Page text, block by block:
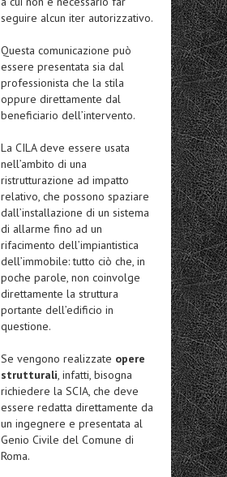
seguire alcun iter autorizzativo.
Questa comunicazione può
essere presentata sia dal
professionista che la stila
oppure direttamente dal
beneficiario dell’intervento.
La CILA deve essere usata
nell’ambito di una
ristrutturazione ad impatto
relativo, che possono spaziare
dall’installazione di un sistema
di allarme fino ad un
rifacimento dell’impiantistica
dell’immobile: tutto ciò che, in
poche parole, non coinvolge
direttamente la struttura
portante dell’edificio in
questione.
Se vengono realizzate opere
strutturali , infatti, bisogna
richiedere la SCIA, che deve
essere redatta direttamente da
un ingegnere e presentata al
Genio Civile del Comune di
Roma.